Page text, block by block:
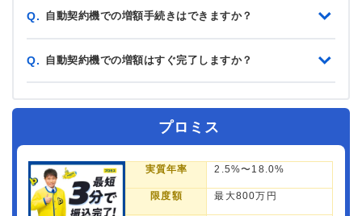
Q. 自動契約機での増額手続きはできますか？
Q. 自動契約機での増額はすぐ完了しますか？
プロミス
実質年率 2.5%〜18.0%
限度額 最大800万円